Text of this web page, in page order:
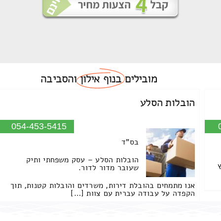
מוביליםבנוף אילוןוהסביבה
הובלות הסלע
054-453-5415
בס"ד
הובלות הסלע – עסק משפחתי ותיק
שעובר מדור לדור.
אנו מתמחים בהובלת דירות, משרדים והובלות קטנות, תוך
הקפדה על עבודה עברית עם צוות […]